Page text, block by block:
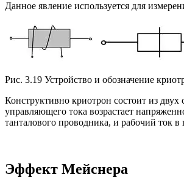
Данное явление используется для
Рис. 3.19 Устройство и обозначение
Конструктивно криотрон состоит из
управляющего тока возрастает
танталового проводника, и рабочий ток
Эффект Мейснера